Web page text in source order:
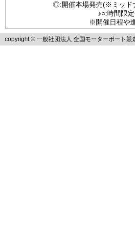
◎:開催本場発売(※ミッ
♪○:時間限
※開催日程や
copyright © 一般社団法人 全国モーターボート